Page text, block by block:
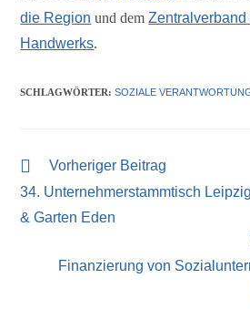
laden
e immer
die Region und dem
Handwerks.
SCHLAGWÖRTER:SOZIALE
Vorheriger Beitrag
34. Unternehmerstammtisch
& Garten Eden
Finanzierung von